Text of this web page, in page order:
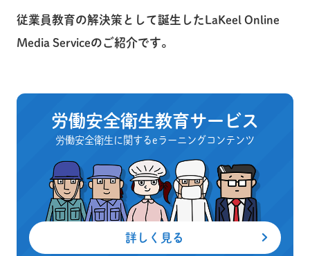
従業員教育の解決策として誕生したLaKeel Online
Media Serviceのご紹介です。
労働安全衛生教育サービス
労働安全衛生に関するeラーニングコンテンツ
詳しく見る